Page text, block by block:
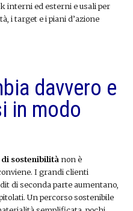
interni ed esterni e usali per
i target e i piani d’azione
davvero e
in modo
sostenibilità non è
I grandi clienti
di seconda parte aumentano,
Un percorso sostenibile